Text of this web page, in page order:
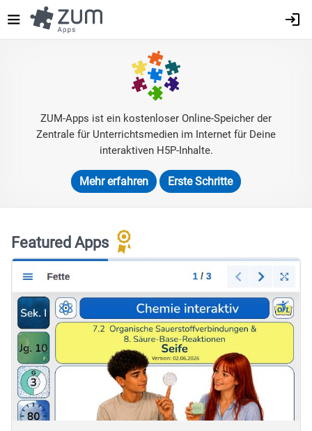
zum
Inhalt
ZUM-Apps ist ein kostenloser Online-Speicher der
Zentrale für Unterrichtsmedien im Internet für Deine
interaktiven H5P-Inhalte.
Mehr erfahren Erste Schritte
Featured Apps